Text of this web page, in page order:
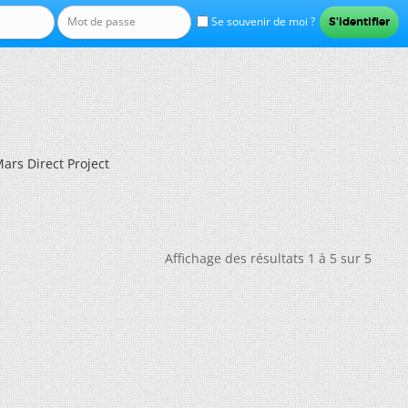
Se souvenir de moi ?
Direct Project
Affichage des résultats 1 à 5 sur 5